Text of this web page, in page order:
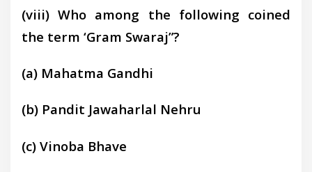
(viii)Who among the following coined
the term ‘Gram Swaraj”?
(a) Mahatma Gandhi
(b) Pandit Jawaharlal Nehru
(c)Vinoba Bhave